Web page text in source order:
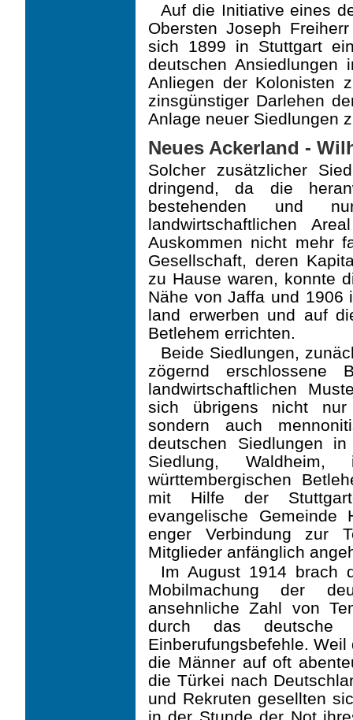
Auf die Initiative eines
Obersten Joseph
sich 1899 in Stuttgart
deutschen
Anliegen der Kolonisten
zinsgünstiger Darlehen
Anlage neuer Siedlungen
Neues Ackerland -
Solcher zusätzlicher
dringend, da die
bestehenden und
landwirtschaftlichen
Auskommen nicht mehr
Gesellschaft, deren
zu Hause waren, konnte
Nähe von Jaffa und
land erwerben und auf
Betlehem errichten.
Beide Siedlungen,
zögernd erschlossene
landwirtschaftlichen
sich übrigens nicht nur
sondern auch
deutschen Siedlungen
Siedlung,
württembergischen
mit Hilfe der
evangelische
enger Verbindung zur
Mitglieder an­fänglich
Im August 1914 brach
Mobilmachung der
ansehnliche Zahl von
durch das deutsche
Einberufungsbefehle.
die Männer auf oft
die Türkei nach
und Rekruten gesellten